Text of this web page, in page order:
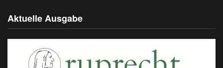
Aktuelle Ausgabe